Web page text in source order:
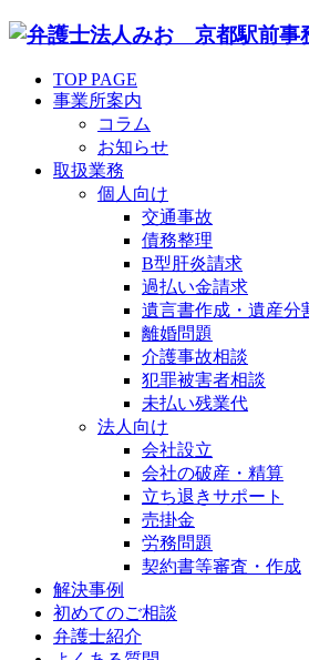
TOP PAGE
事業所案内
コラム
お知らせ
取扱業務
個人向け
交通事故
債務整理
B型肝炎請求
過払い金請求
遺言書作成・遺産分
離婚問題
介護事故相談
犯罪被害者相談
未払い残業代
法人向け
会社設立
会社の破産・精算
立ち退きサポート
売掛金
労務問題
契約書等審査・作成
解決事例
初めてのご相談
弁護士紹介